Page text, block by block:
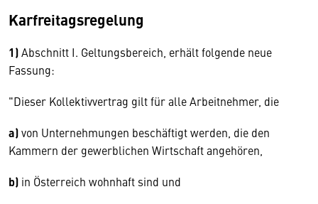
Karfreitagsregelung
1)Abschnitt I. Geltungsbereich, erhält folgende neue
Fassung:
"Dieser Kollektivvertrag gilt für alle Arbeitnehmer, die
a)von Unternehmungen beschäftigt werden, die den
Kammern der gewerblichen Wirtschaft angehören,
b) in Österreich wohnhaft sind und